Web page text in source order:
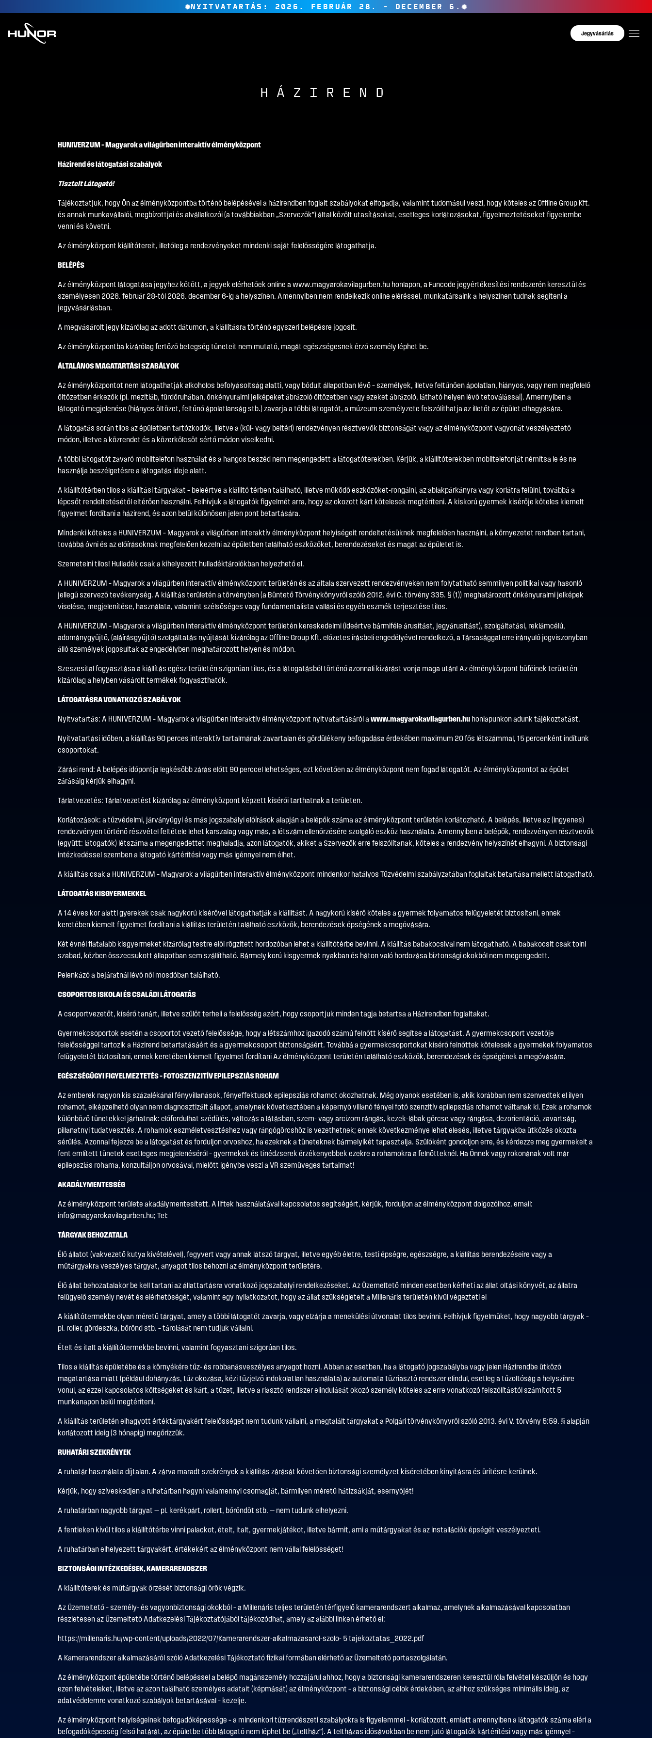
NYITVATARTÁS: 2026. FEBRUÁR 28. - DECEMBER 6.
Jegyvásárlás
HÁZIREND
HUNIVERZUM – Magyarok a világűrben interaktív élményközpont
Házirend és látogatási szabályok
Tisztelt Látogató!
Tájékoztatjuk, hogy Ön az élményközpontba történő belépésével a házirendben foglalt szabályokat elfogadja, valamint tudomásul veszi, hogy köteles az Offline Group Kft.
és annak munkavállalói, megbízottjai és alvállalkozói (a továbbiakban „Szervezők”) által közölt utasításokat, esetleges korlátozásokat, figyelmeztetéseket figyelembe
venni és követni.
Az élményközpont kiállítótereit, illetőleg a rendezvényeket mindenki saját felelősségére látogathatja.
BELÉPÉS
Az élményközpont látogatása jegyhez kötött, a jegyek elérhetőek online a www.magyarokavilagurben.hu honlapon, a Funcode jegyértékesítési rendszerén keresztül és
személyesen 2026. február 28-tól 2026. december 6-ig a helyszínen. Amennyiben nem rendelkezik online eléréssel, munkatársaink a helyszínen tudnak segíteni a
jegyvásárlásban.
A megvásárolt jegy kizárólag az adott dátumon, a kiállításra történő egyszeri belépésre jogosít.
Az élményközpontba kizárólag fertőző betegség tüneteit nem mutató, magát egészségesnek érző személy léphet be.
ÁLTALÁNOS MAGATARTÁSI SZABÁLYOK
Az élményközpontot nem látogathatják alkoholos befolyásoltság alatti, vagy bódult állapotban lévő – személyek, illetve feltűnően ápolatlan, hiányos, vagy nem megfelelő
öltözetben érkezők (pl. mezítláb, fürdőruhában, önkényuralmi jelképeket ábrázoló öltözetben vagy ezeket ábrázoló, látható helyen lévő tetoválással). Amennyiben a
látogató megjelenése (hiányos öltözet, feltűnő ápolatlanság stb.) zavarja a többi látogatót, a múzeum személyzete felszólíthatja az illetőt az épület elhagyására.
A látogatás során tilos az épületben tartózkodók, illetve a (kül- vagy beltéri) rendezvényen résztvevők biztonságát vagy az élményközpont vagyonát veszélyeztető
módon, illetve a közrendet és a közerkölcsöt sértő módon viselkedni.
A többi látogatót zavaró mobiltelefon használat és a hangos beszéd nem megengedett a látogatóterekben. Kérjük, a kiállítóterekben mobiltelefonját némítsa le és ne
használja beszélgetésre a látogatás ideje alatt.
A kiállítótérben tilos a kiállítási tárgyakat – beleértve a kiállító térben található, illetve működő eszközöket-rongálni, az ablakpárkányra vagy korlátra felülni, továbbá a
lépcsőt rendeltetésétől eltérően használni. Felhívjuk a látogatók figyelmét arra, hogy az okozott kárt kötelesek megtéríteni. A kiskorú gyermek kisérője köteles kiemelt
figyelmet fordítani a házirend, és azon belül különösen jelen pont betartására.
Mindenki köteles a HUNIVERZUM – Magyarok a világűrben interaktív élményközpont helyiségeit rendeltetésüknek megfelelően használni, a környezetet rendben tartani,
továbbá óvni és az előírásoknak megfelelően kezelni az épületben található eszközöket, berendezéseket és magát az épületet is.
Szemetelni tilos! Hulladék csak a kihelyezett hulladéktárolókban helyezhető el.
A HUNIVERZUM – Magyarok a világűrben interaktív élményközpont területén és az általa szervezett rendezvényeken nem folytatható semmilyen politikai vagy hasonló
jellegű szervező tevékenység. A kiállítás területén a törvényben (a Büntető Törvénykönyvről szóló 2012. évi C. törvény 335. § (1)) meghatározott önkényuralmi jelképek
viselése, megjelenítése, használata, valamint szélsőséges vagy fundamentalista vallási és egyéb eszmék terjesztése tilos.
A HUNIVERZUM – Magyarok a világűrben interaktív élményközpont területén kereskedelmi (ideértve bármiféle árusítást, jegyárusítást), szolgáltatási, reklámcélú,
adománygyűjtő, (aláírásgyűjtő) szolgáltatás nyújtását kizárólag az Offline Group Kft. előzetes írásbeli engedélyével rendelkező, a Társasággal erre irányuló jogviszonyban
álló személyek jogosultak az engedélyben meghatározott helyen és módon.
Szeszesital fogyasztása a kiállítás egész területén szigorúan tilos, és a látogatásból történő azonnali kizárást vonja maga után! Az élményközpont büféinek területén
kizárólag a helyben vásárolt termékek fogyaszthatók.
LÁTOGATÁSRA VONATKOZÓ SZABÁLYOK
Nyitvatartás: A HUNIVERZUM – Magyarok a világűrben interaktív élményközpont nyitvatartásáról a www.magyarokavilagurben.hu honlapunkon adunk tájékoztatást.
Nyitvatartási időben, a kiállítás 90 perces interaktív tartalmának zavartalan és gördülékeny befogadása érdekében maximum 20 fős létszámmal, 15 percenként indítunk
csoportokat.
Zárási rend: A belépés időpontja legkésőbb zárás előtt 90 perccel lehetséges, ezt követően az élményközpont nem fogad látogatót. Az élményközpontot az épület
zárásáig kérjük elhagyni.
Tárlatvezetés: Tárlatvezetést kizárólag az élményközpont képzett kísérői tarthatnak a területen.
Korlátozások: a tűzvédelmi, járványügyi és más jogszabályi előírások alapján a belépők száma az élményközpont területén korlátozható. A belépés, illetve az (ingyenes)
rendezvényen történő részvétel feltétele lehet karszalag vagy más, a létszám ellenőrzésére szolgáló eszköz használata. Amennyiben a belépők, rendezvényen résztvevők
(együtt: látogatók) létszáma a megengedettet meghaladja, azon látogatók, akiket a Szervezők erre felszólítanak, köteles a rendezvény helyszínét elhagyni. A biztonsági
intézkedéssel szemben a látogató kártérítési vagy más igénnyel nem élhet.
A kiállítás csak a HUNIVERZUM – Magyarok a világűrben interaktív élményközpont mindenkor hatályos Tűzvédelmi szabályzatában foglaltak betartása mellett látogatható.
LÁTOGATÁS KISGYERMEKKEL
A 14 éves kor alatti gyerekek csak nagykorú kísérővel látogathatják a kiállítást. A nagykorú kísérő köteles a gyermek folyamatos felügyeletét biztosítani, ennek
keretében kiemelt figyelmet fordítani a kiállítás területén található eszközök, berendezések épségének a megóvására.
Két évnél fiatalabb kisgyermeket kizárólag testre elől rögzített hordozóban lehet a kiállítótérbe bevinni. A kiállítás babakocsival nem látogatható. A babakocsit csak tolni
szabad, kézben összecsukott állapotban sem szállítható. Bármely korú kisgyermek nyakban és háton való hordozása biztonsági okokból nem megengedett.
Pelenkázó a bejáratnál lévő női mosdóban található.
CSOPORTOS ISKOLAI ÉS CSALÁDI LÁTOGATÁS
A csoportvezetőt, kísérő tanárt, illetve szülőt terheli a felelősség azért, hogy csoportjuk minden tagja betartsa a Házirendben foglaltakat.
Gyermekcsoportok esetén a csoportot vezető felelőssége, hogy a létszámhoz igazodó számú felnőtt kísérő segítse a látogatást. A gyermekcsoport vezetője
felelősséggel tartozik a Házirend betartatásáért és a gyermekcsoport biztonságáért. Továbbá a gyermekcsoportokat kísérő felnőttek kötelesek a gyermekek folyamatos
felügyeletét biztosítani, ennek keretében kiemelt figyelmet fordítani Az élményközpont területén található eszközök, berendezések és épségének a megóvására.
EGÉSZSÉGÜGYI FIGYELMEZTETÉS – FOTOSZENZITÍV EPILEPSZIÁS ROHAM
Az emberek nagyon kis százalékánál fényvillanások, fényeffektusok epilepsziás rohamot okozhatnak. Még olyanok esetében is, akik korábban nem szenvedtek el ilyen
rohamot, elképzelhető olyan nem diagnosztizált állapot, amelynek következtében a képernyő villanó fényei fotó szenzitív epilepsziás rohamot váltanak ki. Ezek a rohamok
különböző tünetekkel járhatnak: előfordulhat szédülés, változás a látásban, szem- vagy arcizom rángás, kezek-lábak görcse vagy rángása, dezorientáció, zavartság,
pillanatnyi tudatvesztés. A rohamok eszméletvesztéshez vagy rángógörcshöz is vezethetnek; ennek következménye lehet elesés, illetve tárgyakba ütközés okozta
sérülés. Azonnal fejezze be a látogatást és forduljon orvoshoz, ha ezeknek a tüneteknek bármelyikét tapasztalja. Szülőként gondoljon erre, és kérdezze meg gyermekeit a
fent említett tünetek esetleges megjelenéséről – gyermekek és tinédzserek érzékenyebbek ezekre a rohamokra a felnőtteknél. Ha Önnek vagy rokonának volt már
epilepsziás rohama, konzultáljon orvosával, mielőtt igénybe veszi a VR szemüveges tartalmat!
AKADÁLYMENTESSÉG
Az élményközpont területe akadálymentesített. A liftek használatával kapcsolatos segítségért, kérjük, forduljon az élményközpont dolgozóihoz. email:
info@magyarokavilagurben.hu; Tel:
TÁRGYAK BEHOZATALA
Élő állatot (vakvezető kutya kivételével), fegyvert vagy annak látszó tárgyat, illetve egyéb életre, testi épségre, egészségre, a kiállítás berendezéseire vagy a
műtárgyakra veszélyes tárgyat, anyagot tilos behozni az élményközpont területére.
Élő állat behozatalakor be kell tartani az állattartásra vonatkozó jogszabályi rendelkezéseket. Az Üzemeltető minden esetben kérheti az állat oltási könyvét, az állatra
felügyelő személy nevét és elérhetőségét, valamint egy nyilatkozatot, hogy az állat szükségleteit a Millenáris területén kívül végezteti el
A kiállítótermekbe olyan méretű tárgyat, amely a többi látogatót zavarja, vagy elzárja a menekülési útvonalat tilos bevinni. Felhívjuk figyelmüket, hogy nagyobb tárgyak –
pl. roller, gördeszka, bőrönd stb. – tárolását nem tudjuk vállalni.
Ételt és italt a kiállítótermekbe bevinni, valamint fogyasztani szigorúan tilos.
Tilos a kiállítás épületébe és a környékére tűz- és robbanásveszélyes anyagot hozni. Abban az esetben, ha a látogató jogszabályba vagy jelen Házirendbe ütköző
magatartása miatt (például dohányzás, tűz okozása, kézi tűzjelző indokolatlan használata) az automata tűzriasztó rendszer elindul, esetleg a tűzoltóság a helyszínre
vonul, az ezzel kapcsolatos költségeket és kárt, a tüzet, illetve a riasztó rendszer elindulását okozó személy köteles az erre vonatkozó felszólítástól számított 5
munkanapon belül megtéríteni.
A kiállítás területén elhagyott értéktárgyakért felelősséget nem tudunk vállalni, a megtalált tárgyakat a Polgári törvénykönyvről szóló 2013. évi V. törvény 5:59. § alapján
korlátozott ideig (3 hónapig) megőrizzük.
RUHATÁRI SZEKRÉNYEK
A ruhatár használata díjtalan. A zárva maradt szekrények a kiállítás zárását követően biztonsági személyzet kíséretében kinyitásra és ürítésre kerülnek.
Kérjük, hogy szíveskedjen a ruhatárban hagyni valamennyi csomagját, bármilyen méretű hátizsákját, esernyőjét!
A ruhatárban nagyobb tárgyat — pl. kerékpárt, rollert, bőröndöt stb. — nem tudunk elhelyezni.
A fentieken kívül tilos a kiállítótérbe vinni palackot, ételt, italt, gyermekjátékot, illetve bármit, ami a műtárgyakat és az installációk épségét veszélyezteti.
A ruhatárban elhelyezett tárgyakért, értékekért az élményközpont nem vállal felelősséget!
BIZTONSÁGI INTÉZKEDÉSEK, KAMERARENDSZER
A kiállítóterek és műtárgyak őrzését biztonsági őrök végzik.
Az Üzemeltető – személy- és vagyonbiztonsági okokból – a Millenáris teljes területén térfigyelő kamerarendszert alkalmaz, amelynek alkalmazásával kapcsolatban
részletesen az Üzemeltető Adatkezelési Tájékoztatójából tájékozódhat, amely az alábbi linken érhető el:
https://millenaris.hu/wp-content/uploads/2022/07/Kamerarendszer-alkalmazasarol-szolo- 5 tajekoztatas_2022.pdf
A Kamerarendszer alkalmazásáról szóló Adatkezelési Tájékoztató fizikai formában elérhető az Üzemeltető portaszolgálatán.
Az élményközpont épületébe történő belépéssel a belépő magánszemély hozzájárul ahhoz, hogy a biztonsági kamerarendszeren keresztül róla felvétel készüljön és hogy
ezen felvételeket, illetve az azon található személyes adatait (képmását) az élményközpont – a biztonsági célok érdekében, az ahhoz szükséges minimális ideig, az
adatvédelemre vonatkozó szabályok betartásával – kezelje.
Az élményközpont helyiségeinek befogadóképessége – a mindenkori tűzrendészeti szabályokra is figyelemmel – korlátozott, emiatt amennyiben a látogatók száma eléri a
befogadóképesség felső határát, az épületbe több látogató nem léphet be („teltház”). A teltházas idősávokban be nem jutó látogatók kártérítési vagy más igénnyel –